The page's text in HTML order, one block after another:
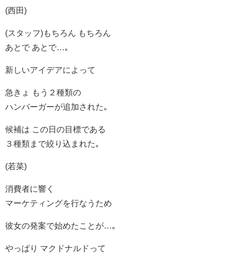
(西田)
(スタッフ)もちろん もちろん
あとで あとで…｡
新しいアイデアによって
急きょ もう２種類の
ハンバーガーが追加された｡
候補は この日の目標である
３種類まで絞り込まれた｡
(若菜)
消費者に響く
マーケティングを行なうため
彼女の発案で始めたことが…｡
やっぱり マクドナルドって